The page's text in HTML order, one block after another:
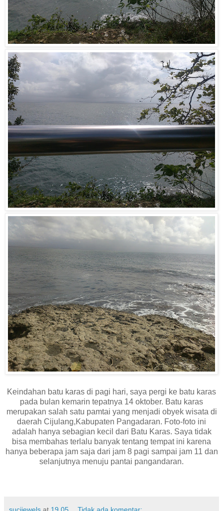
Keindahan batu karas di pagi hari, saya pergi ke batu karas
pada bulan kemarin tepatnya 14 oktober. Batu karas
merupakan salah satu pamtai yang menjadi obyek wisata di
daerah Cijulang,Kabupaten Pangadaran. Foto-foto ini
adalah hanya sebagian kecil dari Batu Karas. Saya tidak
bisa membahas terlalu banyak tentang tempat ini karena
hanya beberapa jam saja dari jam 8 pagi sampai jam 11 dan
selanjutnya menuju pantai pangandaran.